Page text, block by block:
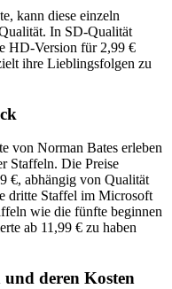
kann diese einzeln
In SD-Qualität
HD-Version für 2,99 €
ihre Lieblingsfolgen zu
von Norman Bates erleben
Staffeln. Die Preise
€, abhängig von Qualität
dritte Staffel im Microsoft
wie die fünfte beginnen
ab 11,99 € zu haben
und deren Kosten